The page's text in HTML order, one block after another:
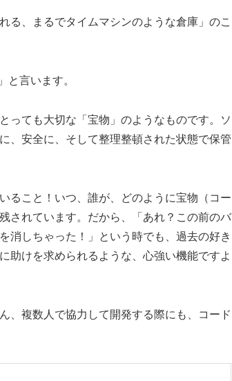
る、まるでタイムマシンのような倉庫」のこ
と言います。
っても大切な「宝物」のようなものです。ソ
、安全に、そして整理整頓された状態で保管
ること！いつ、誰が、どのように宝物（コー
されています。だから、「あれ？この前のバ
消しちゃった！」という時でも、過去の好き
助けを求められるような、心強い機能ですよ
、複数人で協力して開発する際にも、コード